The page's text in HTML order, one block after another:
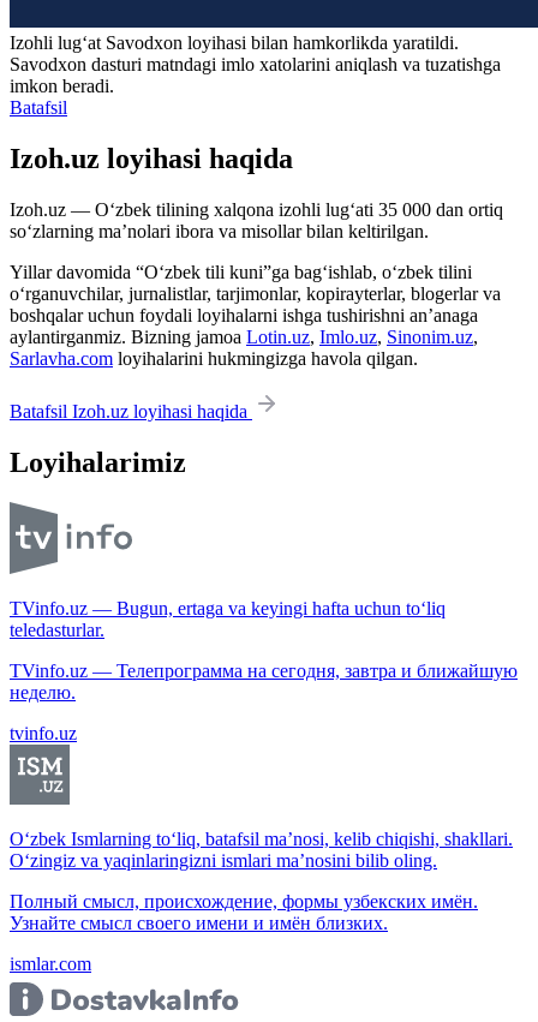
Izohli lugʻat Savodxon loyihasi bilan hamkorlikda yaratildi.
Savodxon dasturi matndagi imlo xatolarini aniqlash va tuzatishga
imkon beradi.
Batafsil
Izoh.uz loyihasi haqida
Izoh.uz — O‘zbek tilining xalqona izohli lug‘ati 35 000 dan ortiq
so‘zlarning ma’nolari ibora va misollar bilan keltirilgan.
Yillar davomida “O‘zbek tili kuni”ga bag‘ishlab, o‘zbek tilini
o‘rganuvchilar, jurnalistlar, tarjimonlar, kopirayterlar, blogerlar va
boshqalar uchun foydali loyihalarni ishga tushirishni an’anaga
aylantirganmiz. Bizning jamoa Lotin.uz, Imlo.uz, Sinonim.uz,
Sarlavha.com loyihalarini hukmingizga havola qilgan.
Batafsil Izoh.uz loyihasi haqida
Loyihalarimiz
TVinfo.uz — Bugun, ertaga va keyingi hafta uchun to‘liq
teledasturlar.
TVinfo.uz — Телепрограмма на сегодня, завтра и ближайшую
неделю.
tvinfo.uz
O‘zbek Ismlarning to‘liq, batafsil ma’nosi, kelib chiqishi, shakllari.
O‘zingiz va yaqinlaringizni ismlari ma’nosini bilib oling.
Полный смысл, происхождение, формы узбекских имён.
Узнайте смысл своего имени и имён близких.
ismlar.com